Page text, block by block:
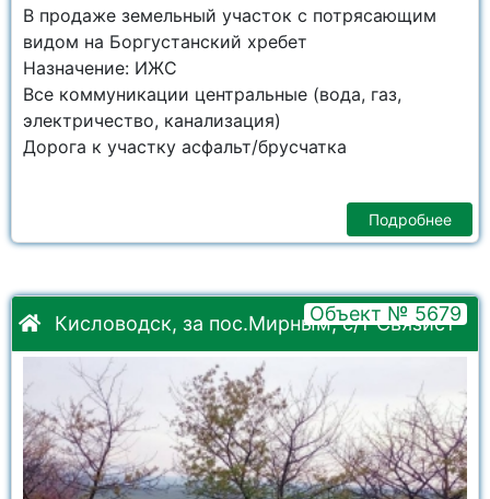
В продаже земельный участок с потрясающим
видом на Боргустанский хребет
Назначение: ИЖС
Все коммуникации центральные (вода, газ,
электричество, канализация)
Дорога к участку асфальт/брусчатка
Подробнее
Кисловодск, за пос.Мирным, с/т Связист
Объект № 5679